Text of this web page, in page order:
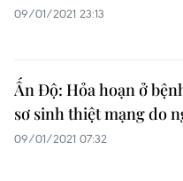
09/01/2021 23:13
Ấn Độ: Hỏa hoạn ở
sơ sinh thiệt mạng do
09/01/2021 07:32